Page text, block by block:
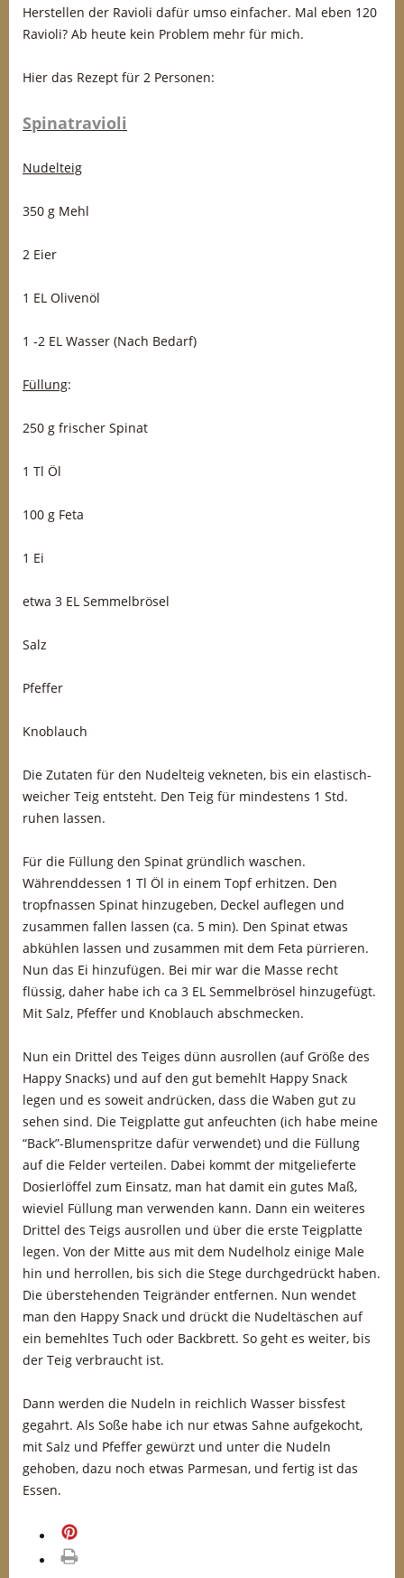
Herstellen der Ravioli dafür umso einfacher. Mal eben 120
Ravioli? Ab heute kein Problem mehr für mich.
Hier das Rezept für 2 Personen:
Spinatravioli
Nudelteig
350 g Mehl
2 Eier
1 EL Olivenöl
1 -2 EL Wasser (Nach Bedarf)
Füllung:
250 g frischer Spinat
1 Tl Öl
100 g Feta
1 Ei
etwa 3 EL Semmelbrösel
Salz
Pfeffer
Knoblauch
Die Zutaten für den Nudelteig vekneten, bis ein elastisch-
weicher Teig entsteht. Den Teig für mindestens 1 Std.
ruhen lassen.
Für die Füllung den Spinat gründlich waschen.
Währenddessen 1 Tl Öl in einem Topf erhitzen. Den
tropfnassen Spinat hinzugeben, Deckel auflegen und
zusammen fallen lassen (ca. 5 min). Den Spinat etwas
abkühlen lassen und zusammen mit dem Feta pürrieren.
Nun das Ei hinzufügen. Bei mir war die Masse recht
flüssig, daher habe ich ca 3 EL Semmelbrösel hinzugefügt.
Mit Salz, Pfeffer und Knoblauch abschmecken.
Nun ein Drittel des Teiges dünn ausrollen (auf Größe des
Happy Snacks) und auf den gut bemehlt Happy Snack
legen und es soweit andrücken, dass die Waben gut zu
sehen sind. Die Teigplatte gut anfeuchten (ich habe meine
“Back”-Blumenspritze dafür verwendet) und die Füllung
auf die Felder verteilen. Dabei kommt der mitgelieferte
Dosierlöffel zum Einsatz, man hat damit ein gutes Maß,
wieviel Füllung man verwenden kann. Dann ein weiteres
Drittel des Teigs ausrollen und über die erste Teigplatte
legen. Von der Mitte aus mit dem Nudelholz einige Male
hin und herrollen, bis sich die Stege durchgedrückt haben.
Die überstehenden Teigränder entfernen. Nun wendet
man den Happy Snack und drückt die Nudeltäschen auf
ein bemehltes Tuch oder Backbrett. So geht es weiter, bis
der Teig verbraucht ist.
Dann werden die Nudeln in reichlich Wasser bissfest
gegahrt. Als Soße habe ich nur etwas Sahne aufgekocht,
mit Salz und Pfeffer gewürzt und unter die Nudeln
gehoben, dazu noch etwas Parmesan, und fertig ist das
Essen.